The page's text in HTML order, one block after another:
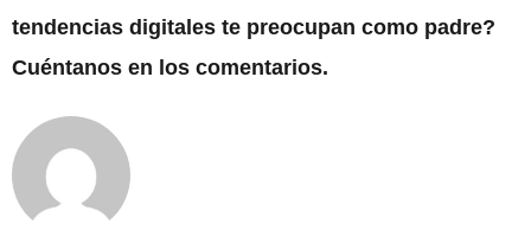
tendencias digitales te preocupan como padre?
Cuéntanos en los comentarios.